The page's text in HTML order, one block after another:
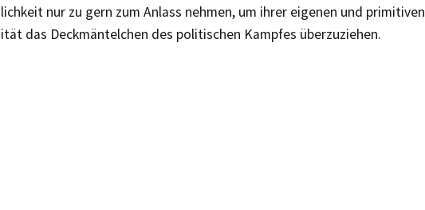
nur zu gern zum Anlass nehmen, um ihrer eigenen und primitiven
das Deckmäntelchen des politischen Kampfes überzuziehen.